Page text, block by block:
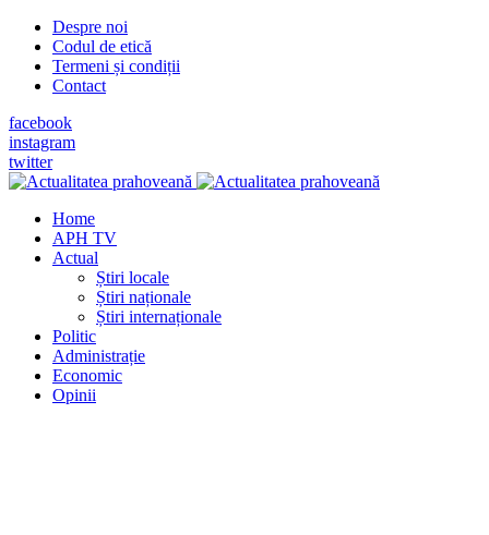
Despre noi
Codul de etică
Termeni și condiții
Contact
facebook
instagram
twitter
Home
APH TV
Actual
Știri locale
Știri naționale
Știri internaționale
Politic
Administrație
Economic
Opinii